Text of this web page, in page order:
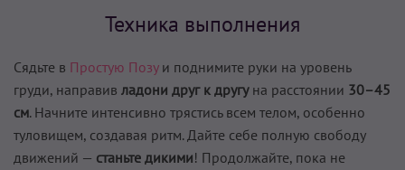
Техника выполнения
Сядьте в Простую Позуи поднимите руки на уровень
груди, направив ладони друг к другуна расстоянии 30–45
см. Начните интенсивно трястись всем телом, особенно
туловищем, создавая ритм. Дайте себе полную свободу
движений — станьте дикими! Продолжайте, пока не